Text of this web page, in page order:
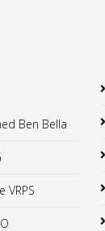
Ben Bella